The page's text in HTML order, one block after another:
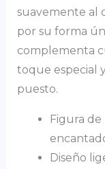
suavemente al
por su forma
complementa
toque especial
puesto.
Figura
Diseño